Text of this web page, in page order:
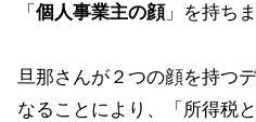
「 個人事業主の顔」を持ちま
旦那さんが２つの顔を持つ
なることにより、「所得税